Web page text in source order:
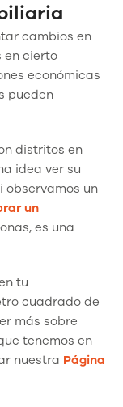
cambios en
en cierto
económicas
pueden
distritos en
idea ver su
observamos un
un
es una
tu
cuadrado de
más sobre
tenemos en
nuestra Página